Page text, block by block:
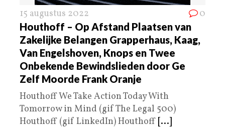
15 augustus 2022 0
Houthoff – Op Afstand Plaatsen van
Zakelijke Belangen Grapperhaus, Kaag,
Van Engelshoven, Knops en Twee
Onbekende Bewindslieden door Ge
Zelf Moorde Frank Oranje
Houthoff We Take Action Today With
Tomorrow in Mind (gif The Legal 500)
Houthoff (gif LinkedIn) Houthoff [...]